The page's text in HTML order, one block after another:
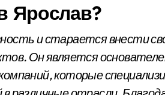
Ярослав?
и старается внести
Он является
которые